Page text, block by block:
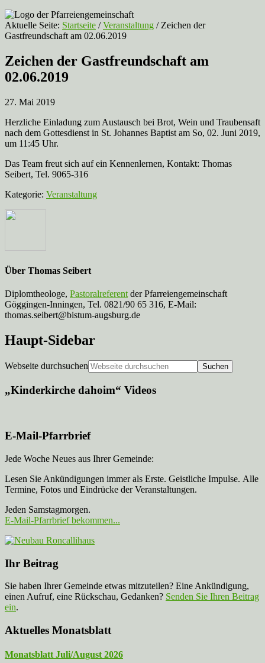
Aktuelle Seite: Startseite / Veranstaltung /Zeichen der
Gastfreundschaft am 02.06.2019
Zeichen der Gastfreundschaft am
02.06.2019
27. Mai 2019
Herzliche Einladung zum Austausch bei Brot, Wein und Traubensaft
nach dem Gottesdienst in St. Johannes Baptist am So, 02. Juni 2019,
um 11:45 Uhr.
Das Team freut sich auf ein Kennenlernen, Kontakt: Thomas
Seibert, Tel. 9065-316
Kategorie: Veranstaltung
Über Thomas Seibert
Diplomtheologe, Pastoralreferent der Pfarreiengemeinschaft
Göggingen-Inningen, Tel. 0821/90 65 316, E-Mail:
thomas.seibert@bistum-augsburg.de
Haupt-Sidebar
Webseite durchsuchen
„Kinderkirche dahoim“ Videos
E-Mail-Pfarrbrief
Jede Woche Neues aus Ihrer Gemeinde:
Lesen Sie Ankündigungen immer als Erste. Geistliche Impulse. Alle
Termine, Fotos und Eindrücke der Veranstaltungen.
Jeden Samstagmorgen.
E-Mail-Pfarrbrief bekommen...
Ihr Beitrag
Sie haben Ihrer Gemeinde etwas mitzuteilen? Eine Ankündigung,
einen Aufruf, eine Rückschau, Gedanken? Senden Sie Ihren Beitrag
ein.
Aktuelles Monatsblatt
Monatsblatt Juli/August 2026